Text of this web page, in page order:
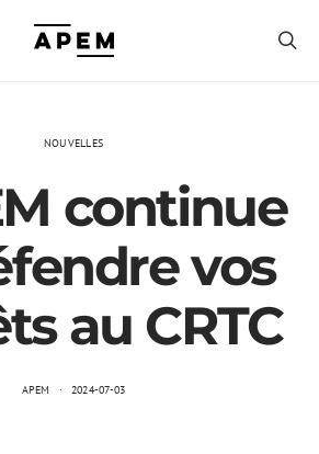
NOUVELLES
continue
vos
au CRTC
APEM 2024-07-03